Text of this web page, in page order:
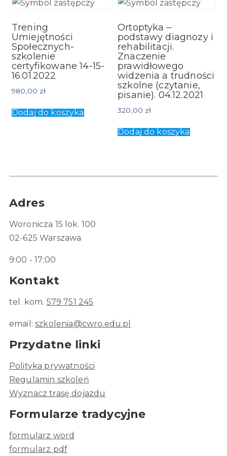
Trening
Umiejętności
Społecznych-
szkolenie
certyfikowane 14-15-
16.01.2022
980,00 zł
Dodaj do koszyka
Ortoptyka –
podstawy diagnozy i
rehabilitacji.
Znaczenie
prawidłowego
widzenia a trudności
szkolne (czytanie,
pisanie). 04.12.2021
320,00 zł
Dodaj do koszyka
Adres
Woronicza 15 lok. 100
02-625 Warszawa
9:00 - 17:00
Kontakt
tel. kom. 579 751 245
email:szkolenia@cwro.edu.pl
Przydatne linki
Polityka prywatności
Regulamin szkoleń
Wyznacz trasę dojazdu
Formularze tradycyjne
formularz word
formularz pdf